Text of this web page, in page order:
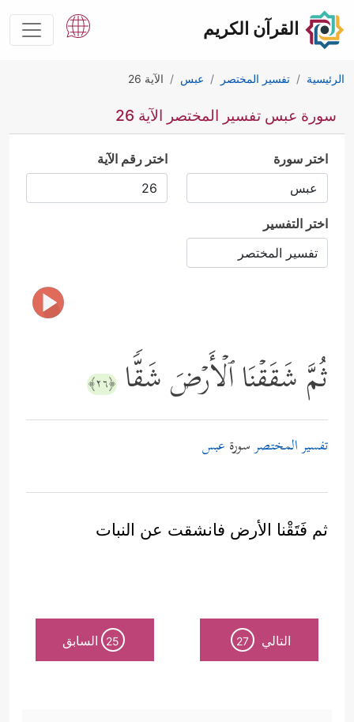
القرآن الكريم
الرئيسية تفسير المختصر عبس الآية 26
سورة عبس تفسير المختصر الآية 26
اختر سورة اختر رقم الآية
اختر التفسير
ثُمَّ شَقَقۡنَا ٱلۡأَرۡضَ شَقࣰّا ﴿٢٦﴾
تفسير المختصرسورة عبس
ثم فَتَقْنا الأرض فانشقت عن النبات
التالي 27
25 السابق